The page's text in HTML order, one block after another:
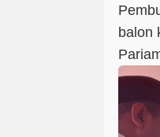
balon